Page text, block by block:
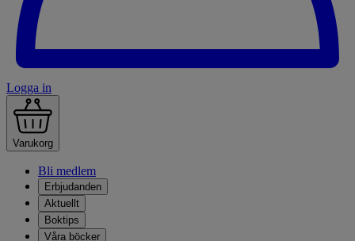
Logga in
Varukorg
Bli medlem
Erbjudanden
Aktuellt
Boktips
Våra böcker